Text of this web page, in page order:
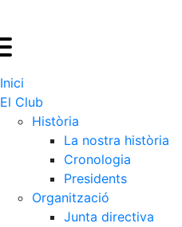
Inici
El Club
Història
La nostra història
Cronologia
Presidents
Organització
Junta directiva